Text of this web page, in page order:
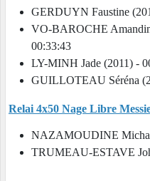
GERDUYN Faustine
VO-BAROCHE
LY-MINH Jade (2011)
GUILLOTEAU Séréna
Relai 4x50 Nage Libre
NAZAMOUDINE
TRUMEAU-ESTAVE